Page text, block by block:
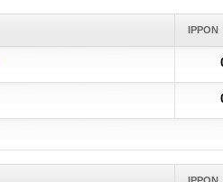
IPPON